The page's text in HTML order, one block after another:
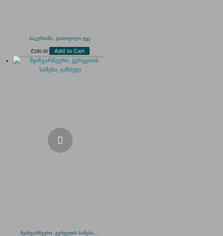
ბაკურიანი, დათოვილი ტყე
₾160.00 Add to Cart
მყინვარწვერი, გერგეთის სამება,...